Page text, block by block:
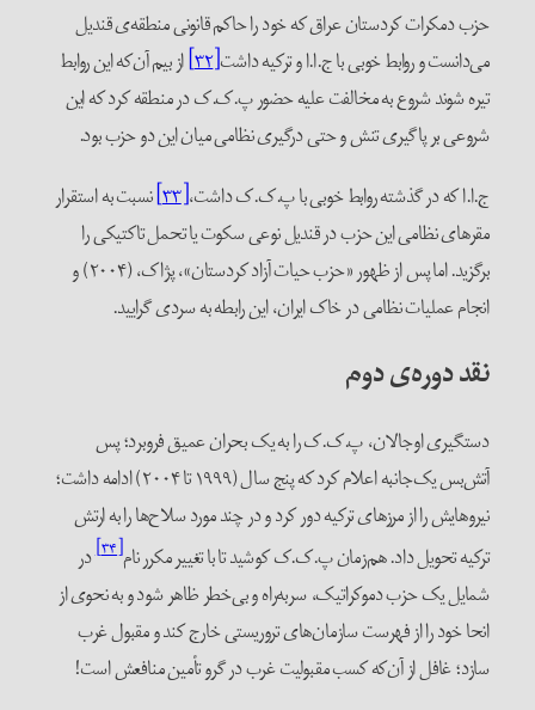
حزب دمکرات کردستان عراق که خود را حاکم قانونی منطقه‌ی قندیل
می‌دانست و روابط خوبی با ج.ا.ا و ترکیه داشت[۳۲]
از بیم آن‌که این روابط
تیره شوند شروع به مخالفت علیه حضور پ.ک.ک در منطقه کرد که این
شروعی بر پاگیری تنش و حتی درگیری نظامی میان این دو حزب بود.
ج.ا.ا که در گذشته روابط خوبی با پ.ک.ک داشت،[۳۳]
نسبت به استقرار
مقرهای نظامی این حزب در قندیل نوعی سکوت یا تحمل تاکتیکی را
برگزید. اما پس از ظهور «حزب حیات آزاد کردستان»، پژاک، (۲۰۰۴) و
انجام عملیات نظامی در خاک ایران، این رابطه به سردی گرایید.
نقد دوره‌ی دوم
دستگیری اوجالان، پ.ک.ک را به یک بحران عمیق فروبرد؛ پس
آتش‌بس یک‌جانبه اعلام کرد که پنج سال (۱۹۹۹ تا ۲۰۰۴) ادامه داشت؛
نیروهایش را از مرزهای ترکیه دور کرد و در چند مورد سلاح‌ها را به ارتش
ترکیه تحویل داد. هم‌زمان پ.ک.ک کوشید تا با تغییر مکرر نام‌[۳۴]
در
شمایل یک حزب دموکراتیک، سربه‌راه و بی‌خطر ظاهر شود و به نحوی از
انحا خود را از فهرست سازمان‌های تروریستی خارج کند و مقبول غرب
سازد؛ غافل از آن‌که کسب مقبولیت غرب در گرو تأمین منافعش است!